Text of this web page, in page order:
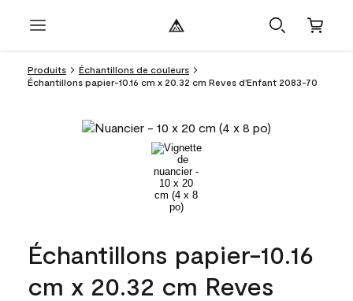
Produits
Échantillons de couleurs
Échantillons papier-10.16 cm x 20.32 cm Reves d'Enfant 2083-70
Échantillons papier-10.16
cm x 20.32 cm Reves